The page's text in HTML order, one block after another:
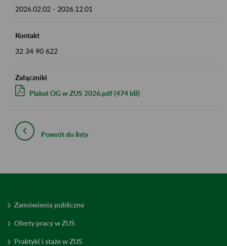
2026.02.02 - 2026.12.01
Kontakt
32 34 90 622
Załączniki
Plakat OG w ZUS 2026.pdf (474 kB)
Powrót do listy
Zamówienia publiczne
Oferty pracy w ZUS
Praktyki i staże w ZUS